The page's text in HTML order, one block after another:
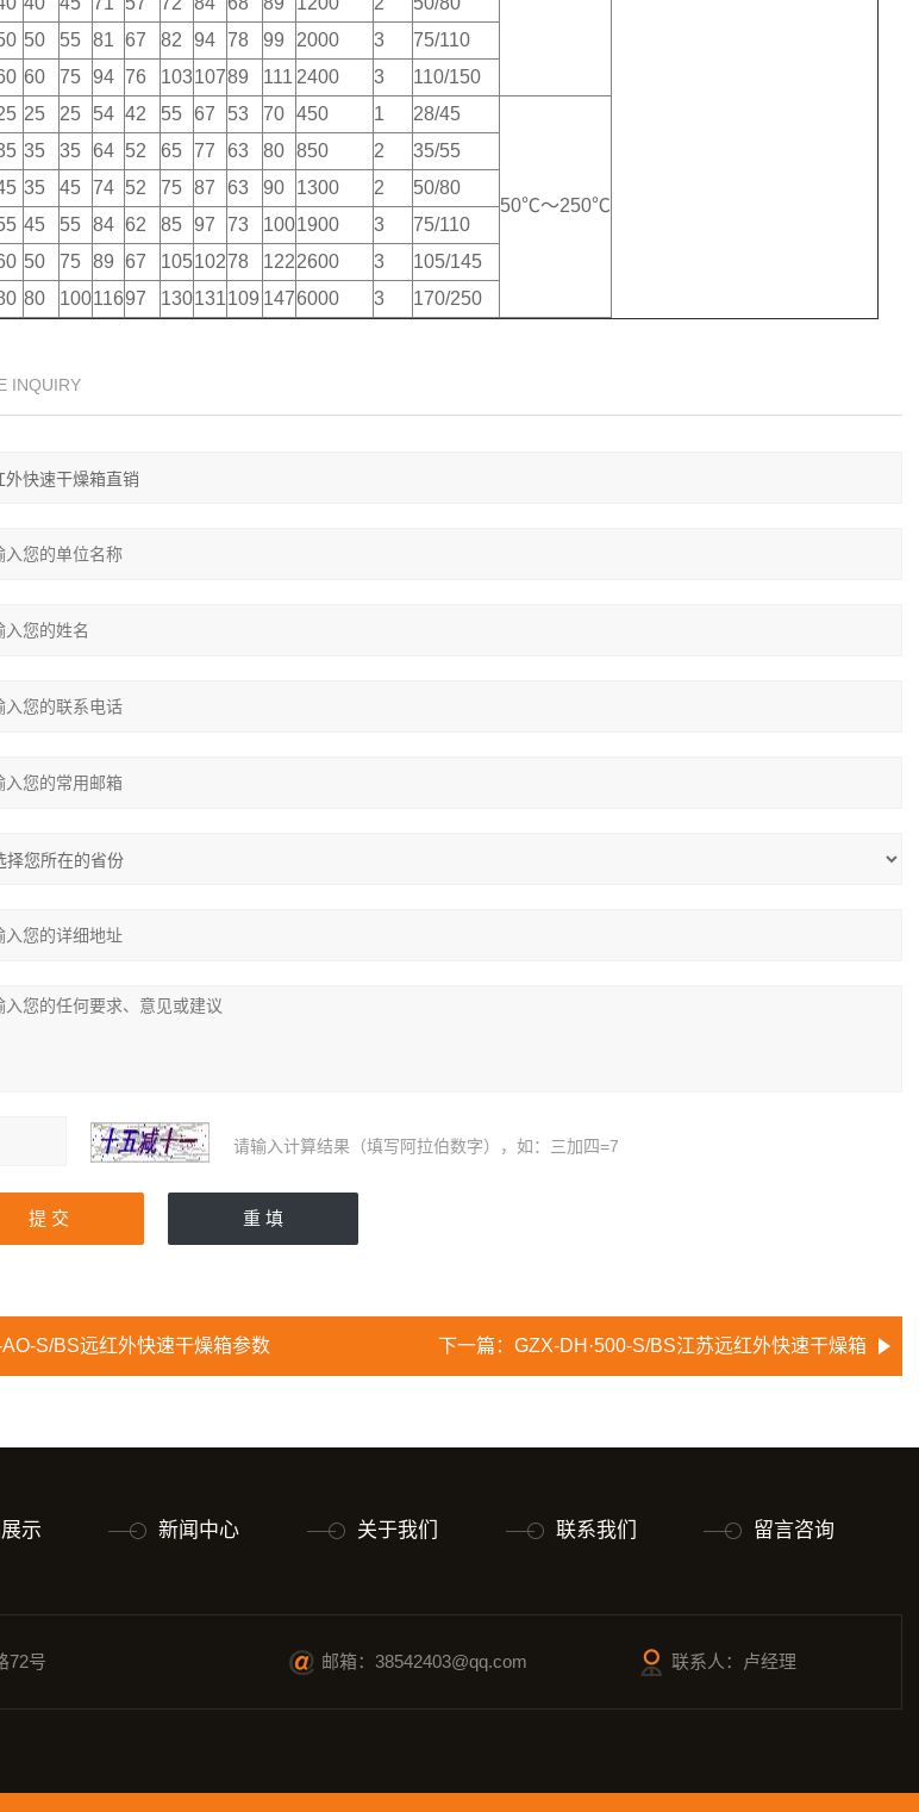
50 55 81 67 82 94 78 99 2000 3
75/110
60 75 94 76 10310789 111 2400 3
110/150
25 25 54 42 55 67 53 70 450 1 28/45
50℃～250℃
35 35 64 52 65 77 63 80 850 2
35/55
35 45 74 52 75 87 63 90 1300 2
50/80
45 55 84 62 85 97 73 1001900 3
75/110
50 75 89 67 10510278 1222600 3
105/145
80 10011697 130131109 1476000 3 170/250
INQUIRY
请输入计算结果（填写阿拉伯数字），如：三加四=7
S/BS远红外快速干燥箱参数 下一篇： GZX-DH·500-S/BS江苏远红外快速干燥箱
示 新闻中心 关于我们 联系我们 留言咨询
72号 邮箱：38542403@qq.com 联系人：卢经理